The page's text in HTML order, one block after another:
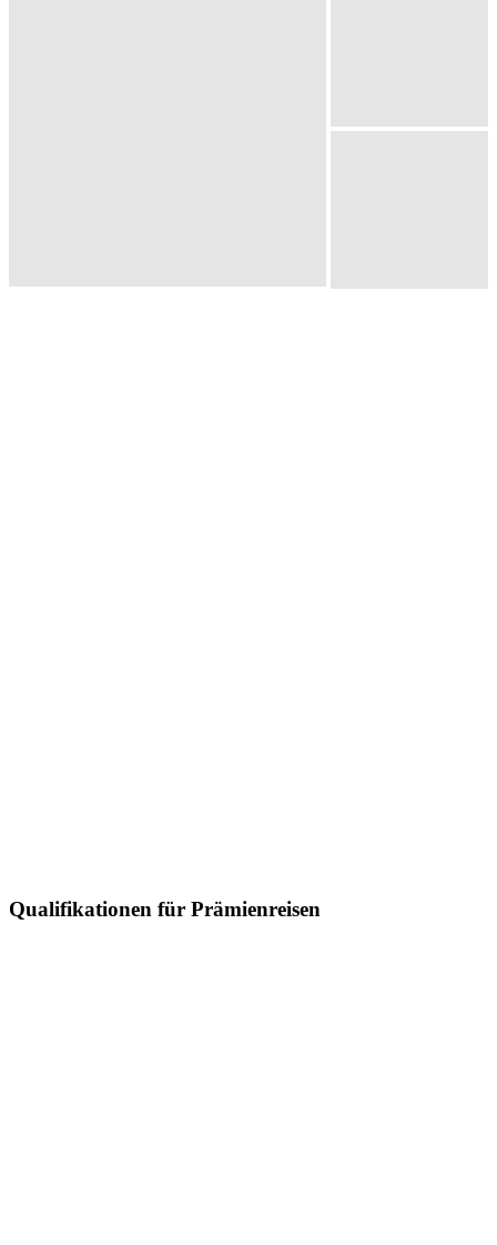
Qualifikationen für Prämienreisen